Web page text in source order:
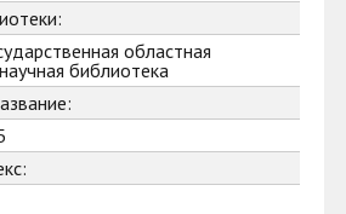
областная
библиотека